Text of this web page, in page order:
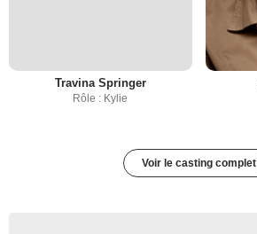
Travina Springer
Rôle : Kylie
Voir le casting complet